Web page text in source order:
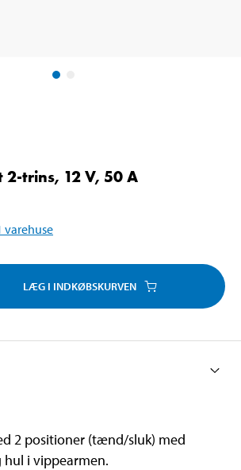
trins, 12 V, 50 A
varehuse
LÆG I INDKØBSKURVEN
2 positioner (tænd/sluk) med
i vippearmen.